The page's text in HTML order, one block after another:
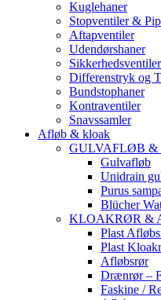
Kuglehaner
Stopventiler &
Aftapventiler
Udendørshaner
Sikkerhedsventiler
Differenstryk og
Bundstophaner
Kontraventiler
Snavssamler
Afløb & kloak
GULVAFLØB &
Gulvafløb
Unidrain
Purus
Blücher
KLOAKRØR &
Plast
Plast
Afløbsrør
Drænrør –
Faskine /